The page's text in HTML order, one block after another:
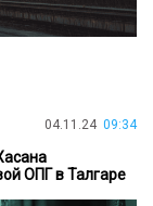
04.11.24 09:34
ОПГ в Талгаре